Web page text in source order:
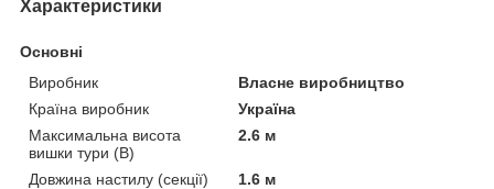
Характеристики
Основні
Виробник
Власне виробництво
Країна виробник
Україна
Максимальна висота
вишки тури (В)
2.6 м
Довжина настилу (секції)
1.6 м